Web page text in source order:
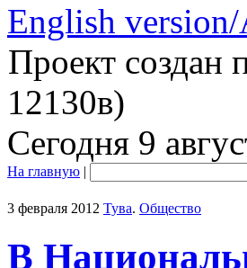
English version/
Проект
12130в)
Сегодня 9
На главную |
3 февраля 2012 Тува. Общество
В